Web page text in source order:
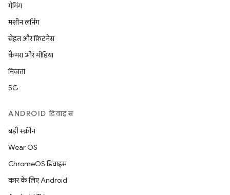
गेमिंग
मशीन लर्निंग
सेहत और फ़िटनेस
कैमरा और मीडिया
निजता
5G
ANDROID डिवाइस
बड़ी स्क्रीन
Wear OS
ChromeOS डिवाइस
कार के लिए Android